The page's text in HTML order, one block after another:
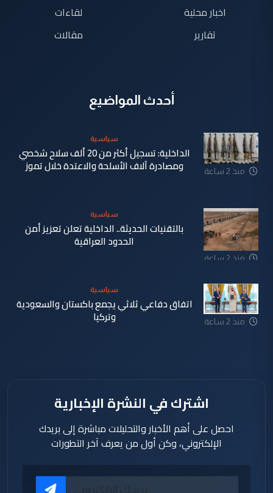
اخبار محلية
تقارير
لقاءات
مقالات
أحدث المواضيع
منذ 2 ساعة
سياسية
الداخلية: تسجيل أكثر من 20 ألف سلاح شخصي
ومصادرة آلاف الأسلحة والاعتدة خلال تموز
منذ 2 ساعة
سياسية
بالتقنيات الحديثة.. الداخلية تعلن تعزيز أمن
الحدود العراقية
منذ 2 ساعة
سياسية
اتفاق دفاعي ثلاثي يجمع باكستان والسعودية
وتركيا
اشترك في النشرة الإخبارية
احصل على أهم الأخبار والتحليلات مباشرة إلى بريدك
الإلكتروني، وكن أول من يعرف آخر التطورات